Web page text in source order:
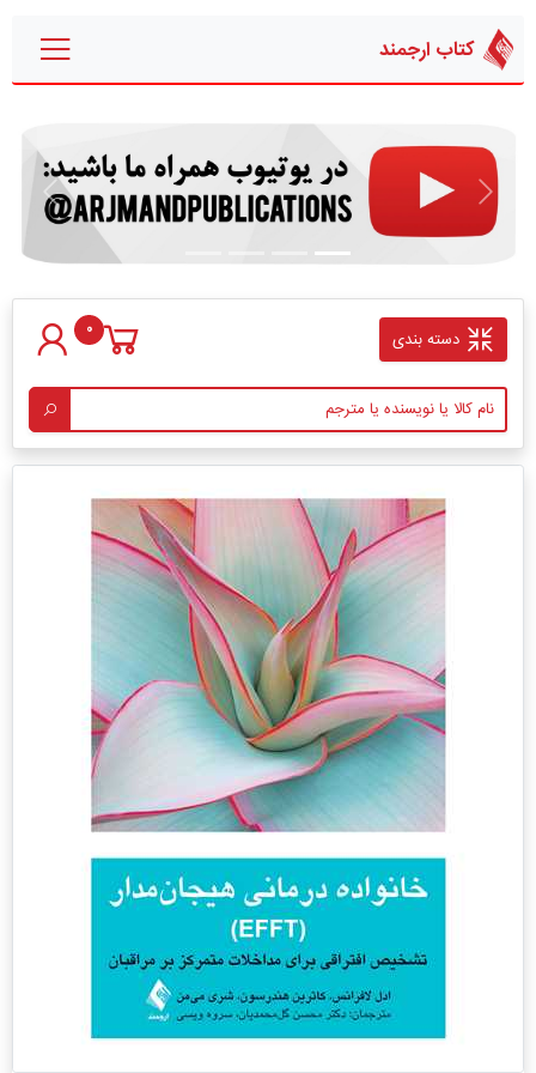
کتاب ارجمند
قبلی بعدی
دسته بندی 0